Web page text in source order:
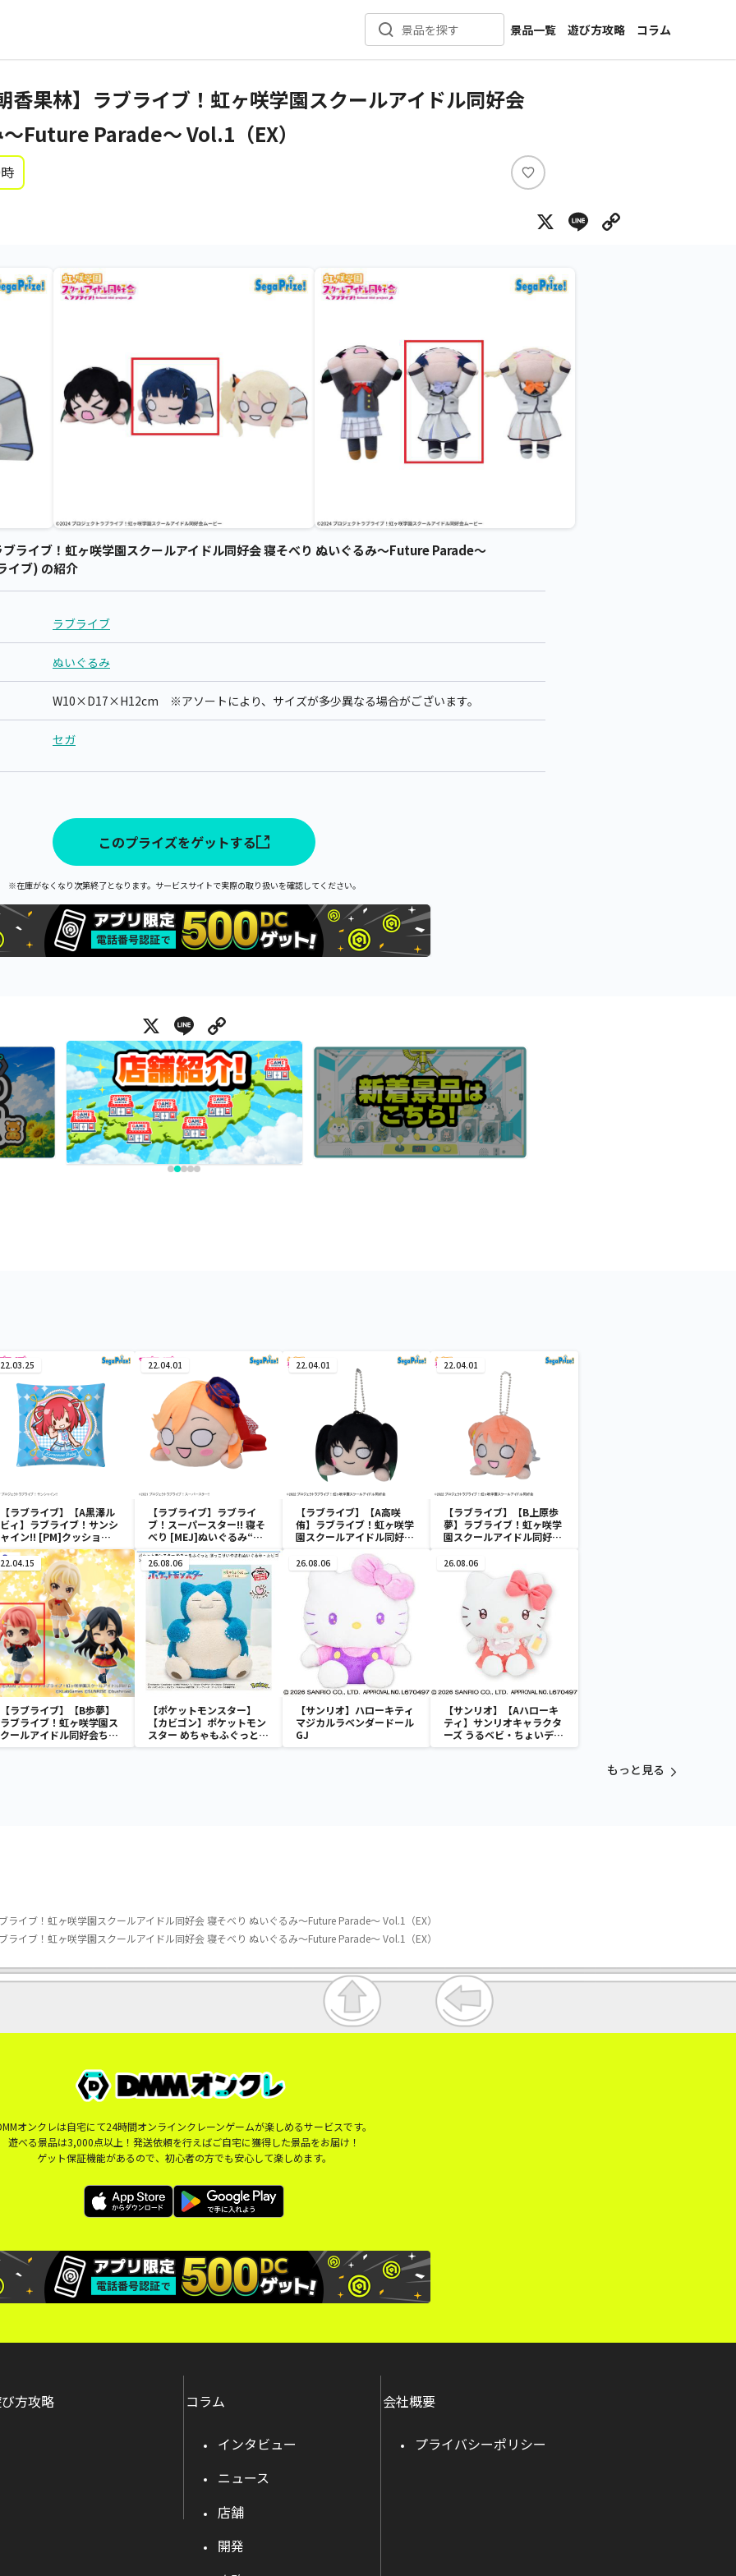
景品を探す
景品一覧
新着景品
カテゴリ一覧
遊び方攻略
コラム
インタビュー
香果林】ラブライブ！虹ヶ咲学園スクールアイドル同好会
Future Parade～ Vol.1（EX）
い
ね
X Line
ライブ！虹ヶ咲学園スクールアイドル同好会 寝そべり ぬいぐるみ～Future Parade～
イブ) の紹介
ラブライブ
ぬいぐるみ
W10×D17×H12cm ※アソートにより、サイズが多少異なる場合がございます。
セガ
このプライズをゲットする
※在庫がなくなり次第終了となります。サービスサイトで実際の取り扱いを確認してください。
X Line
22.03.25
【ラブライブ】【A黒澤ル
ビィ】ラブライブ！サンシ
ャイン!! [PM]クッショ
ン“1年生”ｆｅａｔ．三月
八日
22.04.01
【ラブライブ】ラブライ
ブ！スーパースター!! 寝そ
べり [MEJ]ぬいぐるみ“澁
谷かのん-START!! True
dreams”
22.04.01
【ラブライブ】【A高咲
侑】ラブライブ！虹ヶ咲学
園スクールアイドル同好会
服style Vol.1
22.04.01
【ラブライブ】【B上原歩
夢】ラブライブ！虹ヶ咲学
園スクールアイドル同好会
服style Vol.1
22.04.15
【ラブライブ】【B歩夢】
ラブライブ！虹ヶ咲学園ス
クールアイドル同好会ちょ
びるめフィギュア－二年生
26.08.06
【ポケットモンスター】
【カビゴン】ポケットモン
スター めちゃもふぐっと
ほっこりいやされぬいぐる
26.08.06
【サンリオ】ハローキティ
マジカルラベンダードール
GJ
26.08.06
【サンリオ】【Aハローキ
ティ】サンリオキャラクタ
ーズ うるベビ・ちょいデカ
ドール
もっと見る
イブ！虹ヶ咲学園スクールアイドル同好会 寝そべり ぬいぐるみ～Future Parade～ Vol.1（EX）
イブ！虹ヶ咲学園スクールアイドル同好会 寝そべり ぬいぐるみ～Future Parade～ Vol.1（EX）
オンクレは自宅にて24時間オンラインクレーンゲームが楽しめるサービスです。
遊べる景品は3,000点以上！発送依頼を行えばご自宅に獲得した景品をお届け！
ゲット保証機能があるので、初心者の方でも安心して楽しめます。
方攻略 コラム
インタビュー
ニュース
店舗
開発
会社概要
プライバシーポリシー